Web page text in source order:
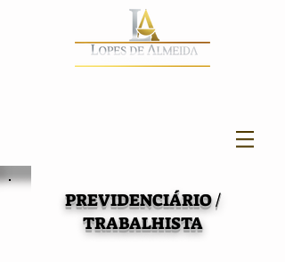
PREVIDENCIÁRIO /
TRABALHISTA